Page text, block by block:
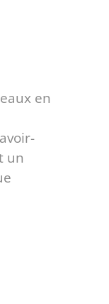
en
un